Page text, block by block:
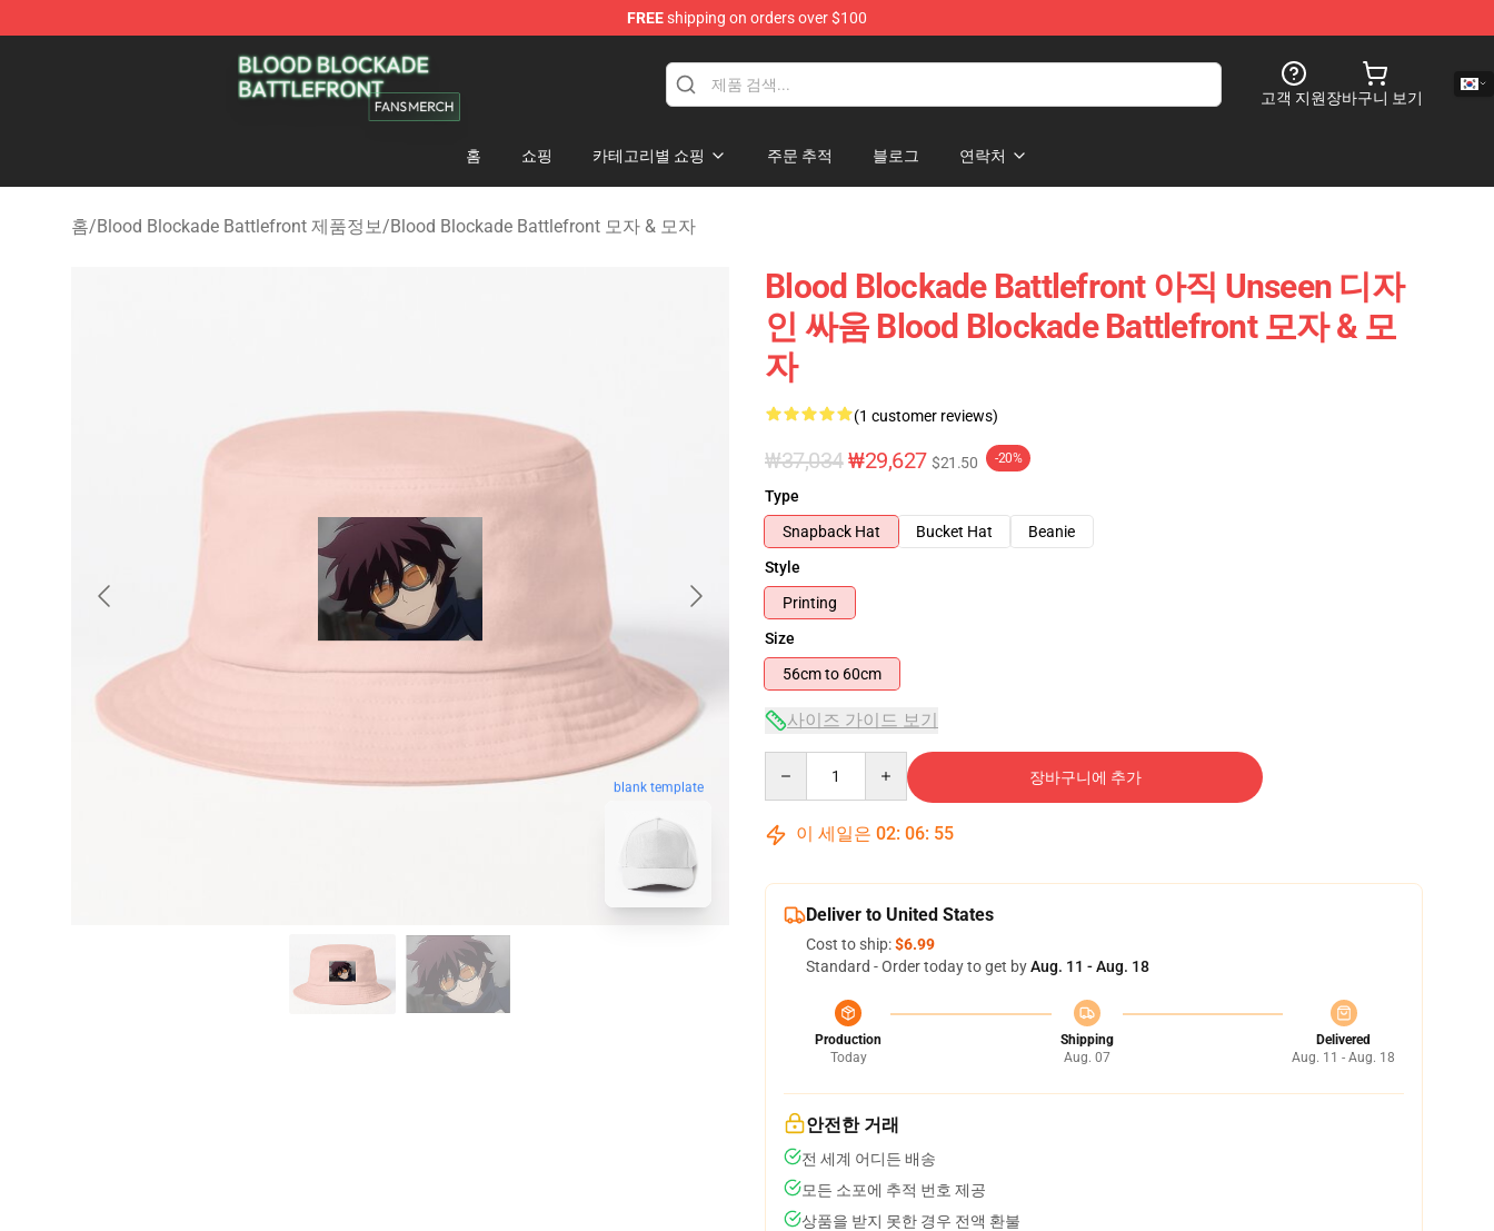
FREEshipping on orders over $100
Blood Blockade Battlefront Shop - Official Blood Blockade Battlefront Merchandise Store
고객 지원장바구니 보기
홈 쇼핑 카테고리별 쇼핑 주문 추적 블로그 연락처
홈/Blood Blockade Battlefront 제품정보/Blood Blockade Battlefront 모자 & 모자
blank template
Blood Blockade Battlefront 아직 Unseen 디자
인 싸움 Blood Blockade Battlefront 모자 & 모
자
(1 customer reviews)
₩37,034₩29,627 $21.50 -20%
Type
Snapback Hat
Bucket Hat
Beanie
Style
Printing
Size
56cm to 60cm
사이즈 가이드 보기
장바구니에 추가
이 세일은 02: 06: 54
Deliver to United States
Cost to ship:$6.99
Standard - Order today to get byAug. 11 - Aug. 18
Production
Today
Shipping
Aug. 07
Delivered
Aug. 11 - Aug. 18
안전한 거래
전 세계 어디든 배송
모든 소포에 추적 번호 제공
상품을 받지 못한 경우 전액 환불